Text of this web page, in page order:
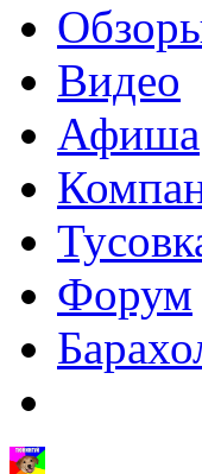
Видео
Афиша
Форум